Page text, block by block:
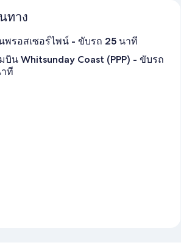
ทาง
พรอสเซอร์ไพน์ - ขับรถ 25 นาที
บิน Whitsunday Coast (PPP) - ขับรถ
ที